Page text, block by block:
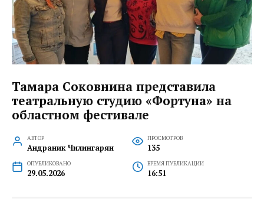
Тамара Соковнина представила
театральную студию «Фортуна» на
областном фестивале
АВТОР
Андраник Чилингарян
ПРОСМОТРОВ
135
ОПУБЛИКОВАНО
29.05.2026
ВРЕМЯ ПУБЛИКАЦИИ
16:51